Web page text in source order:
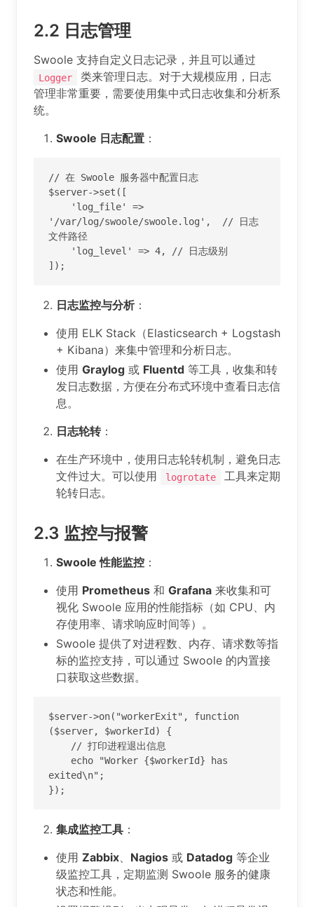
2.2 日志管理
Swoole 支持自定义日志记录，并且可以通过
Logger
类来管理日志。对于大规模应用，日志
管理非常重要，需要使用集中式日志收集和分析系
统。
Swoole 日志配置 ：
// 在 Swoole 服务器中配置日志
$server->set([
'/var/log/swoole/swoole.log',  // 日志
文件路径
]);
日志监控与分析：
使用 ELK Stack（Elasticsearch + Logstash
+ Kibana）来集中管理和分析日志。
使用 Graylog 或 Fluentd 等工具，收集和转
发日志数据，方便在分布式环境中查看日志信
息。
日志轮转：
在生产环境中，使用日志轮转机制，避免日志
文件过大。可以使用
logrotate
工具来定期
轮转日志。
2.3 监控与报警
Swoole 性能监控 ：
使用 Prometheus 和 Grafana 来收集和可
视化 Swoole 应用的性能指标（如 CPU、内
存使用率、请求响应时间等）。
Swoole 提供了对进程数、内存、请求数等指
标的监控支持，可以通过 Swoole 的内置接
口获取这些数据。
$server->on("workerExit", function
($server, $workerId) {
exited\n";
});
集成监控工具 ：
使用 Zabbix、 Nagios 或 Datadog 等企业
级监控工具，定期监测 Swoole 服务的健康
状态和性能。